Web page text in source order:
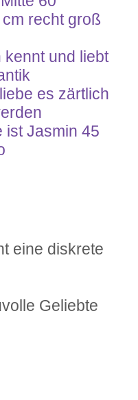
recht groß
und liebt
es zärtlich
ist Jasmin 45
eine diskrete
Geliebte